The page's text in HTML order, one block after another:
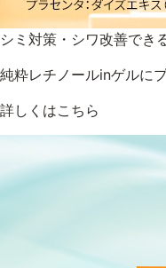
シミ対策・シワ改善でき
純粋レチノールinゲルに
詳しくはこちら